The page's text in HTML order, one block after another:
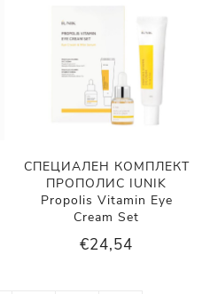
СПЕЦИАЛЕН КОМПЛЕКТ
ПРОПОЛИС IUNIK
Propolis Vitamin Eye
Cream Set
€24,54